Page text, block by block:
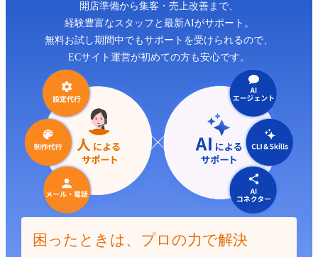
開店準備から集客・売上改善まで、
経験豊富なスタッフと最新AIがサポート。
無料お試し期間中でもサポートを受けられるので、
ECサイト運営が初めての方も安心です。
困ったときは、プロの力で解決